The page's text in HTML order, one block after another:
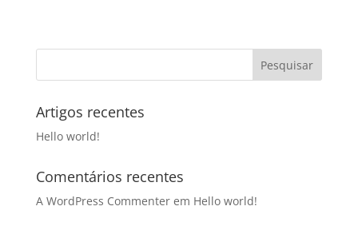
Artigos recentes
Hello world!
Comentários recentes
A WordPress Commenterem Hello world!